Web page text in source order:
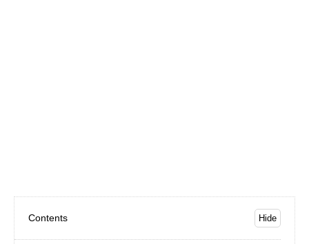
Contents